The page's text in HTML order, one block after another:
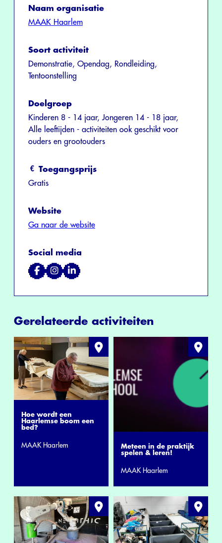
Naam organisatie
MAAK Haarlem
Soort activiteit
Demonstratie, Opendag, Rondleiding,
Tentoonstelling
Doelgroep
Kinderen 8 - 14 jaar, Jongeren 14 - 18 jaar,
Alle leeftijden - activiteiten ook geschikt voor
ouders en grootouders
Toegangsprijs
Gratis
Website
Ga naar de website
Social media
Gerelateerde activiteiten
Hoe wordt een
Haarlemse boom een
bed?
MAAK Haarlem
Meteen in de praktijk
spelen & leren!
MAAK Haarlem